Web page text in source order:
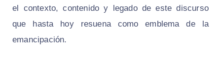
el contexto, contenido y legado de este discurso
que hasta hoy resuena como emblema de la
emancipación.